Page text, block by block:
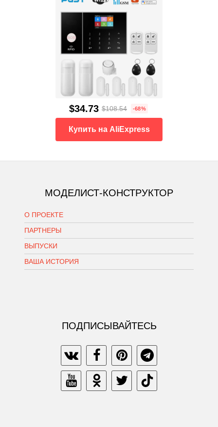
$34.73 $108.54 -68%
Купить на AliExpress
МОДЕЛИСТ-КОНСТРУКТОР
О ПРОЕКТЕ
ПАРТНЕРЫ
ВЫПУСКИ
ВАША ИСТОРИЯ
ПОДПИСЫВАЙТЕСЬ